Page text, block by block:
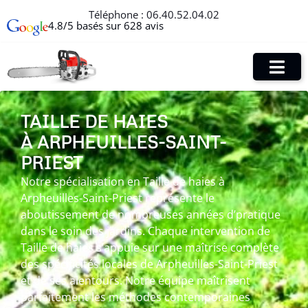
Téléphone : 06.40.52.04.02
4.8/5 basés sur 628 avis
TAILLE DE HAIES
À ARPHEUILLES-SAINT-
PRIEST
Notre spécialisation en Taille de haies à
Arpheuilles-Saint-Priest représente le
aboutissement de nombreuses années d’pratique
dans le soin des jardins. Chaque intervention de
Taille de haies s’appuie sur une maîtrise complète
des spécificités locales de Arpheuilles-Saint-Priest
et de ses alentours. Notre équipe maîtrisent
parfaitement les méthodes contemporaines